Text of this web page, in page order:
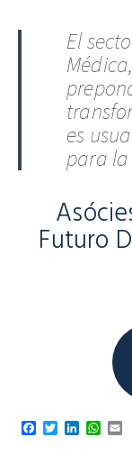
El
es
para
Futuro
Facebook
TwitterLinkedIn